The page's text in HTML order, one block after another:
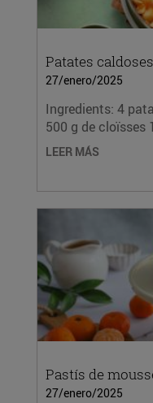
Patates
27/enero/2025
Ingredients: 4
500 g de cloïsses
LEER MÁS
Pastís de
27/enero/2025